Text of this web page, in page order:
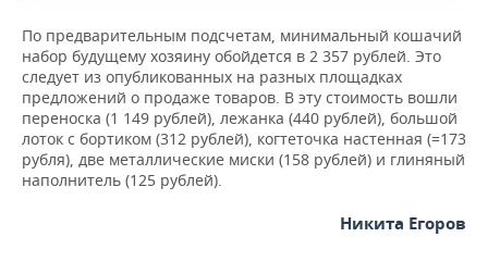
По предварительным подсчетам, минимальный кошачий
набор будущему хозяину обойдется в 2 357 рублей. Это
следует из опубликованных на разных площадках
предложений о продаже товаров. В эту стоимость вошли
переноска (1 149 рублей), лежанка (440 рублей), большой
лоток с бортиком (312 рублей), когтеточка настенная (=173
рубля), две металлические миски (158 рублей) и глиняный
наполнитель (125 рублей).
Никита Егоров